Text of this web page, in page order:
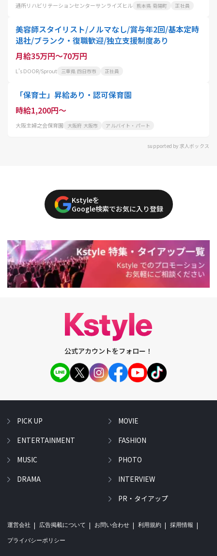
通所リハビリテーションセンターサンライズヒル 熊本県 菊陽町 正社員
美容師スタイリスト/ノルマなし/賞与年2回/基本定時
退社/ブランク・復職歓迎/独立支援制度あり
月給35万円～70万円
L's DOOR/Sprout 三重県 四日市市 正社員
「保育士」昇給あり・認可保育園
時給1,200円～
大阪主婦之会保育園 大阪府 大阪市 アルバイト・パート
supported by 求人ボックス
Kstyleを
Google検索でお気に入り登録
公式アカウントをフォロー！
PICK UP
ENTERTAINMENT
MUSIC
DRAMA
MOVIE
FASHION
PHOTO
INTERVIEW
PR・タイアップ
運営会社 広告掲載について お問い合わせ 利用規約 採用情報
プライバシーポリシー